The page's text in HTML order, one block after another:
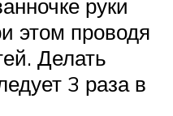
руки
этом проводя
Делать
3 раза в